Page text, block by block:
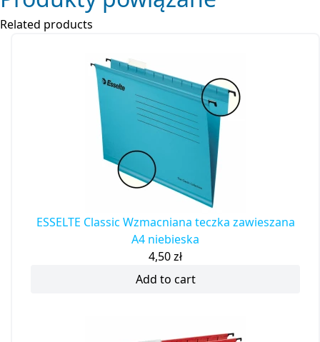
Related products
ESSELTE Classic Wzmacniana teczka zawieszana
A4 niebieska
4,50zł
Add to cart